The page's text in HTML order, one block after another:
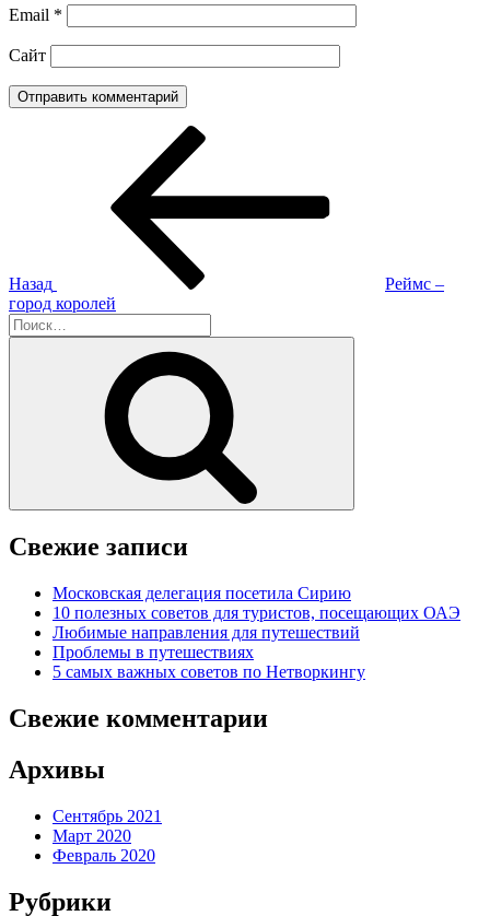
Email *
Сайт
Назад
Реймс –
город королей
Искать:
Свежие записи
Московская делегация посетила Сирию
10 полезных советов для туристов, посещающих ОАЭ
Любимые направления для путешествий
Проблемы в путешествиях
5 самых важных советов по Нетворкингу
Свежие комментарии
Архивы
Сентябрь 2021
Март 2020
Февраль 2020
Рубрики